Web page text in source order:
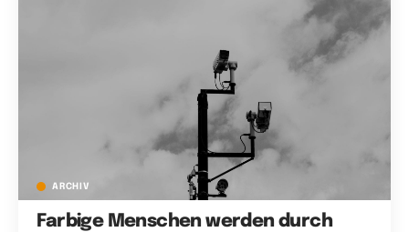
ARCHIV
Farbige Menschen werden durch